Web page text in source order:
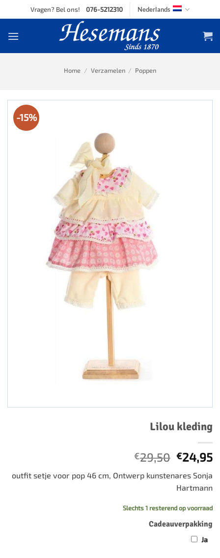
to
Vragen? Bel ons! 076-5212310 Nederlands
Home / Verzamelen / Poppen
-15%
Lilou kleding
€29,50
prijs
was:
€29,50.
€24,95
outfit setje voor pop 46 cm, Ontwerp kunstenares Sonja
Hartmann
Slechts 1 resterend op voorraad
Cadeauverpakking
Ja